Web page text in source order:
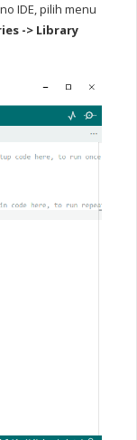
IDE, pilih menu
-> Library